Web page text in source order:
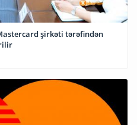
şirkəti tərəfindən